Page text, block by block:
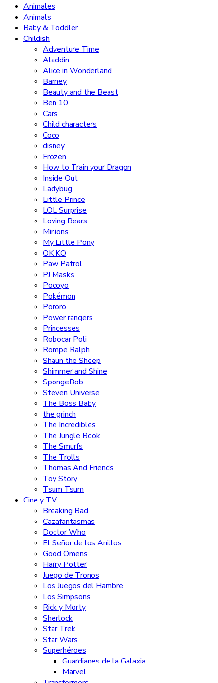
Animales
Animals
Baby & Toddler
Childish
Adventure Time
Aladdin
Alice in Wonderland
Barney
Beauty and the Beast
Ben 10
Cars
Child characters
Coco
disney
Frozen
How to Train your Dragon
Inside Out
Ladybug
Little Prince
LOL Surprise
Loving Bears
Minions
My Little Pony
OK KO
Paw Patrol
PJ Masks
Pocoyo
Pokémon
Pororo
Power rangers
Princesses
Robocar Poli
Rompe Ralph
Shaun the Sheep
Shimmer and Shine
SpongeBob
Steven Universe
The Boss Baby
the grinch
The Incredibles
The Jungle Book
The Smurfs
The Trolls
Thomas And Friends
Toy Story
Tsum Tsum
Cine y TV
Breaking Bad
Cazafantasmas
Doctor Who
El Señor de los Anillos
Good Omens
Harry Potter
Juego de Tronos
Los Juegos del Hambre
Los Simpsons
Rick y Morty
Sherlock
Star Trek
Star Wars
Superhéroes
Guardianes de la Galaxia
Marvel